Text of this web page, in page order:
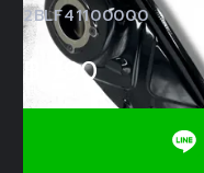
2BLF41100000
฿ 790